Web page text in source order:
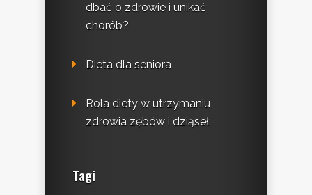
dbać o zdrowie i unikać
chorób?
Dieta dla seniora
Rola diety w utrzymaniu
zdrowia zębów i dziąseł
Tagi